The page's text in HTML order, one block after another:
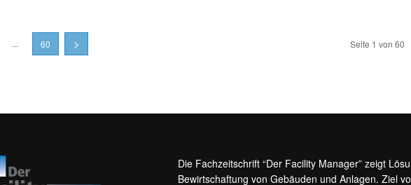
... 60 Seite 1 von 60
Die Fachzeitschrift “Der Facility Manager” zeigt
Bewirtschaftung von Gebäuden und Anlagen. Ziel